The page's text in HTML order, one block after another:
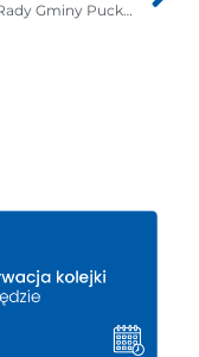
XV Sesja Rady Gminy Puck 30.12.2015r. ? Budżetowa